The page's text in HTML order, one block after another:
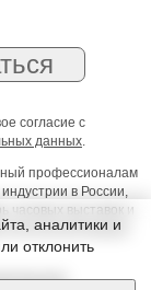
согласие с
данных.
профессионалам
в России,
часовых выставок и
форум
аналитики и
отклонить